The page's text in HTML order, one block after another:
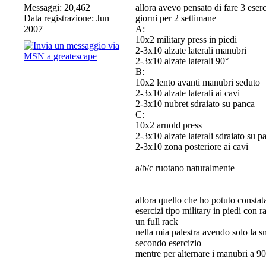
Messaggi: 20,462
Data registrazione: Jun
2007
allora avevo pensato di fare 3
giorni per 2 settimane
A:
10x2 military press in piedi
2-3x10 alzate laterali manubri
2-3x10 alzate laterali 90°
B:
10x2 lento avanti manubri seduto
2-3x10 alzate laterali ai cavi
2-3x10 nubret sdraiato su panca
C:
10x2 arnold press
2-3x10 alzate laterali sdraiato su
2-3x10 zona posteriore ai cavi
a/b/c ruotano naturalmente
allora quello che ho potuto
esercizi tipo military in piedi con
un full rack
nella mia palestra avendo solo la
secondo esercizio
mentre per alternare i manubri a